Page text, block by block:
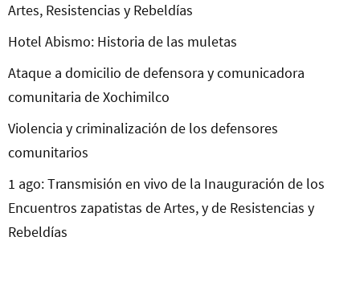
Artes, Resistencias y Rebeldías
Hotel Abismo: Historia de las muletas
Ataque a domicilio de defensora y comunicadora
comunitaria de Xochimilco
Violencia y criminalización de los defensores
comunitarios
1 ago: Transmisión en vivo de la Inauguración de los
Encuentros zapatistas de Artes, y de Resistencias y
Rebeldías